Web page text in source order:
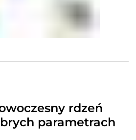
rdzeń
parametrach